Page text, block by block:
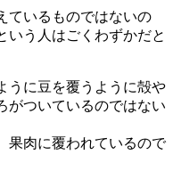
ているものではないの
いう人はごくわずかだと
うに豆を覆うように殻や
がついているのではない
果肉に覆われているので